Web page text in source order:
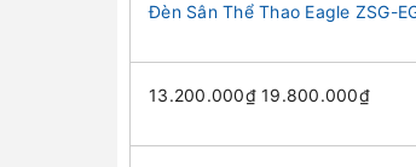
Đèn Sân Thể Thao Eagle ZSG-
13.200.000₫ 19.800.000₫